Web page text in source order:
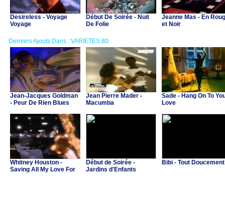
Desireless - Voyage
Voyage
Début De Soirée - Nuit
De Folie
Jeanne Mas - En
et Noir
Derniers Ajouts Dans : VARIETES 80
Jean-Jacques Goldman
- Peur De Rien Blues
Jean Pierre Mader -
Macumba
Sade - Hang On To
Love
Whitney Houston -
Saving All My Love For
Début de Soirée -
Jardins d'Enfants
Bibi - Tout Doucement